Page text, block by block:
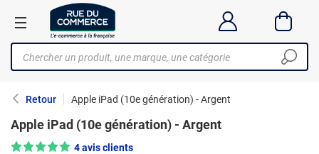
Retour Apple iPad (10e génération) - Argent
Apple iPad (10e génération) - Argent
Note : 5/5 — 4 avis clients